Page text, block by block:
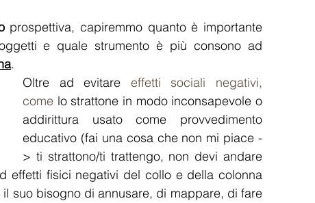
prospettiva, capiremmo quanto è importante
e quale strumento è più consono ad
.
Oltre ad evitare effetti sociali negativi,
come lo strattone in modo inconsapevole o
addirittura usato come provvedimento
educativo (fai una cosa che non mi piace -
> ti strattono/ti trattengo, non devi andare
effetti fisici negativi del collo e della colonna
suo bisogno di annusare, di mappare, di fare